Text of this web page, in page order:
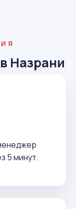
Назрани
5 минут.